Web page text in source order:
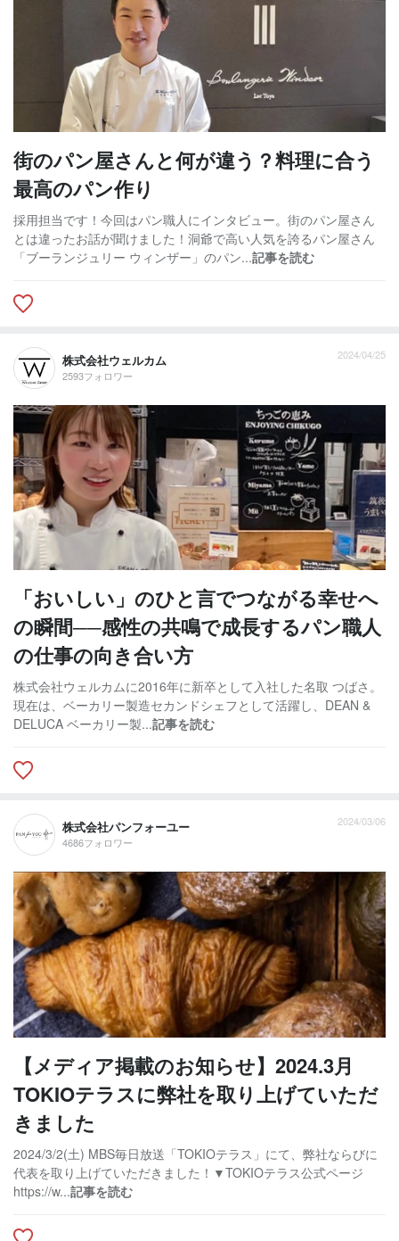
街のパン屋さんと何が違う？料理に合う
最高のパン作り
採用担当です！今回はパン職人にインタビュー。街のパン屋さん
とは違ったお話が聞けました！洞爺で高い人気を誇るパン屋さん
「ブーランジュリー ウィンザー」のパン...記事を読む
株式会社ウェルカム
2593フォロワー
2024/04/25
「おいしい」のひと言でつながる幸せへ
の瞬間──感性の共鳴で成長するパン職人
の仕事の向き合い方
株式会社ウェルカムに2016年に新卒として入社した名取 つばさ。
現在は、ベーカリー製造セカンドシェフとして活躍し、DEAN &
DELUCA ベーカリー製...記事を読む
株式会社パンフォーユー
4686フォロワー
2024/03/06
【メディア掲載のお知らせ】2024.3月
TOKIOテラスに弊社を取り上げていただ
きました
2024/3/2(土) MBS毎日放送「TOKIOテラス」にて、弊社ならびに
代表を取り上げていただきました！▼TOKIOテラス公式ページ
https://w...記事を読む